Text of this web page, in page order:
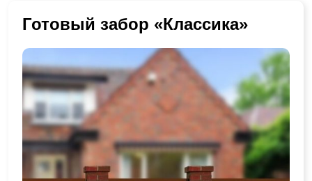
Готовый забор «Классика»